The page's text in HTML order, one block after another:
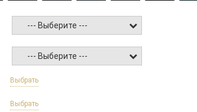
--- Выберите ---
--- Выберите ---
Выбрать
Выбрать